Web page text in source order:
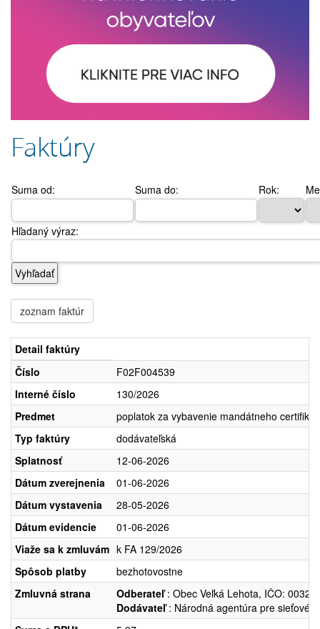
Faktúry
Suma od: Suma do: Rok:
Hľadaný výraz:
zoznam faktúr
Detail faktúry
Číslo
F02F004539
Interné číslo
130/2026
Predmet
poplatok za vybavenie mandátneho
Typ faktúry
dodávateľská
Splatnosť
12-06-2026
Dátum zverejnenia
01-06-2026
Dátum vystavenia
28-05-2026
Dátum evidencie
01-06-2026
Viaže sa k zmluvám k FA 129/2026
Spôsob platby
bezhotovostne
Zmluvná strana
Odberateľ: Obec Veľká Lehota, IČO:
Dodávateľ: Národná agentúra pre sieťové